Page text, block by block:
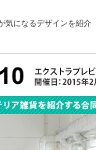
気になるデザインを紹介